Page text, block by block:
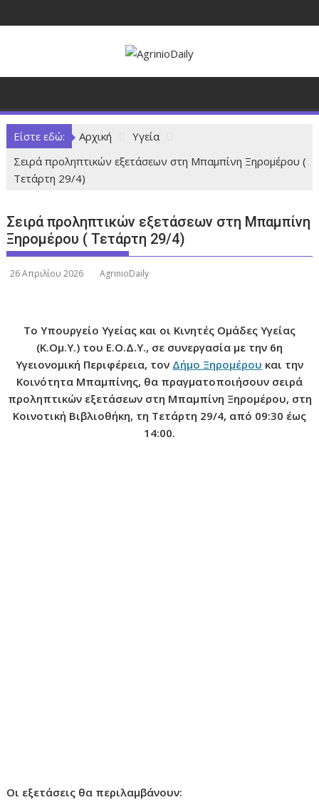
ε
σ
ε
Είστε εδώ: Αρχική
Υγεία
Σειρά προληπτικών εξετάσεων στη Μπαμπίνη Ξηρομέρου (
Τετάρτη 29/4)
Σειρά προληπτικών εξετάσεων στη Μπαμπίνη
Ξηρομέρου ( Τετάρτη 29/4)
26 Απριλίου 2026 AgrinioDaily
Το Υπουργείο Υγείας και οι Κινητές Ομάδες Υγείας
(Κ.Ομ.Υ.) του Ε.Ο.Δ.Υ., σε συνεργασία με την 6η
Υγειονομική Περιφέρεια, τον Δήμο Ξηρομέρου και την
Κοινότητα Μπαμπίνης, θα πραγματοποιήσουν σειρά
προληπτικών εξετάσεων στη Μπαμπίνη Ξηρομέρου, στη
Κοινοτική Βιβλιοθήκη, τη Τετάρτη 29/4, από 09:30 έως
14:00.
Οι εξετάσεις θα περιλαμβάνουν: